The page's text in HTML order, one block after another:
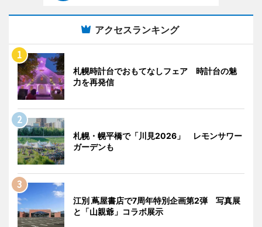
アクセスランキング
札幌時計台でおもてなしフェア 時計台の魅
力を再発信
札幌・幌平橋で「川見2026」 レモンサワー
ガーデンも
江別 蔦屋書店で7周年特別企画第2弾 写真展
と「山親爺」コラボ展示